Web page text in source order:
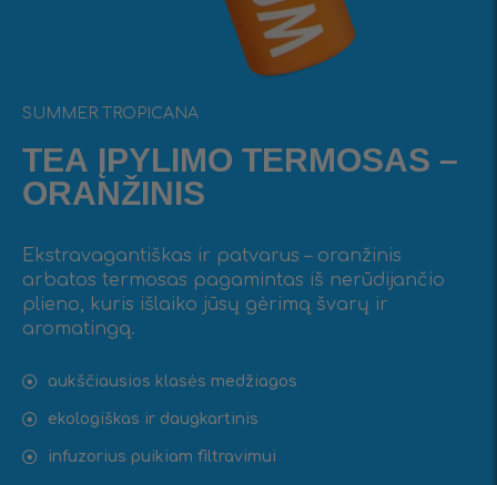
SUMMER TROPICANA
ТЕА ĮPYLIMO TERMOSAS –
ORANŽINIS
Ekstravagantiškas ir patvarus – oranžinis
arbatos termosas pagamintas iš nerūdijančio
plieno, kuris išlaiko jūsų gėrimą švarų ir
aromatingą.
aukščiausios klasės medžiagos
ekologiškas ir daugkartinis
infuzorius puikiam filtravimui